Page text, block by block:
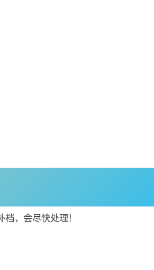
，会尽快处理！